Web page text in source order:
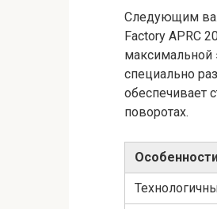
Следующим
Factory APRC
максимальной
специально
обеспечивает
поворотах.